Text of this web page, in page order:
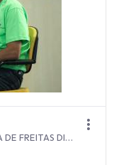
Modificado há 5 Anos por MYLENA BIANCA DE FREITAS DIAS.